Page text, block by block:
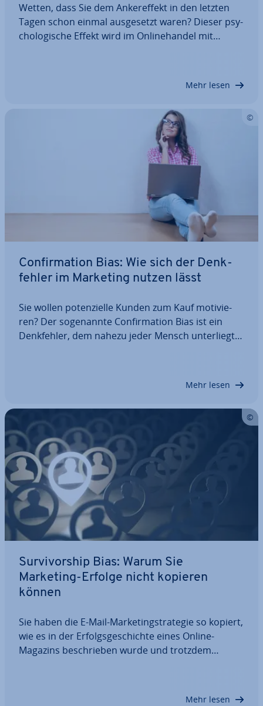
Wetten, dass Sie dem An­ker­ef­fekt in den letzten
Tagen schon einmal aus­ge­setzt waren? Dieser psy­
cho­lo­gi­sche Effekt wird im On­line­han­del mit
Mehr lesen
Con­fir­ma­ti­on Bias: Wie sich der Denk­
feh­ler im Marketing nutzen lässt
Sie wollen po­ten­zi­el­le Kunden zum Kauf mo­ti­vie­
ren? Der so­ge­nann­te Con­fir­ma­ti­on Bias ist ein
Denk­feh­ler, dem nahezu jeder Mensch un­ter­liegt.
Mehr lesen
Sur­vi­vor­ship Bias: Warum Sie
Marketing-Erfolge nicht kopieren
können
Sie haben die E-Mail-Mar­ke­ting­stra­te­gie so kopiert,
wie es in der Er­folgs­ge­schich­te eines Online-
Magazins be­schrie­ben wurde und trotzdem
erklären, wie es zu diesem Denk­feh­ler kommt und
Mehr lesen